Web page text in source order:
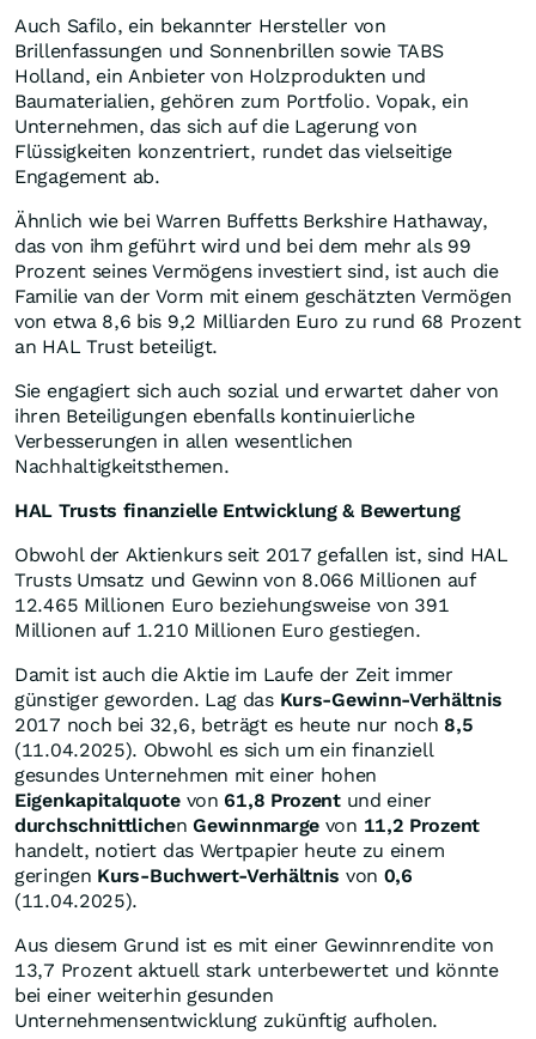
Auch Safilo, ein bekannter Hersteller von
Brillenfassungen und Sonnenbrillen sowie TABS
Holland, ein Anbieter von Holzprodukten und
Baumaterialien, gehören zum Portfolio. Vopak, ein
Unternehmen, das sich auf die Lagerung von
Flüssigkeiten konzentriert, rundet das vielseitige
Engagement ab.
Ähnlich wie bei Warren Buffetts Berkshire Hathaway,
das von ihm geführt wird und bei dem mehr als 99
Prozent seines Vermögens investiert sind, ist auch die
Familie van der Vorm mit einem geschätzten Vermögen
von etwa 8,6 bis 9,2 Milliarden Euro zu rund 68 Prozent
an HAL Trust beteiligt.
Sie engagiert sich auch sozial und erwartet daher von
ihren Beteiligungen ebenfalls kontinuierliche
Verbesserungen in allen wesentlichen
Nachhaltigkeitsthemen.
HAL Trusts finanzielle Entwicklung & Bewertung
Obwohl der Aktienkurs seit 2017 gefallen ist, sind HAL
Trusts Umsatz und Gewinn von 8.066 Millionen auf
12.465 Millionen Euro beziehungsweise von 391
Millionen auf 1.210 Millionen Euro gestiegen.
Damit ist auch die Aktie im Laufe der Zeit immer
günstiger geworden. Lag das Kurs-Gewinn-Verhältnis
2017 noch bei 32,6, beträgt es heute nur noch 8,5
(11.04.2025). Obwohl es sich um ein finanziell
gesundes Unternehmen mit einer hohen
Eigenkapitalquotevon 61,8 Prozentund einer
durchschnittlichenGewinnmarge von 11,2 Prozent
handelt, notiert das Wertpapier heute zu einem
geringen Kurs-Buchwert-Verhältnis von 0,6
(11.04.2025).
Aus diesem Grund ist es mit einer Gewinnrendite von
13,7 Prozent aktuell stark unterbewertet und könnte
bei einer weiterhin gesunden
Unternehmensentwicklung zukünftig aufholen.